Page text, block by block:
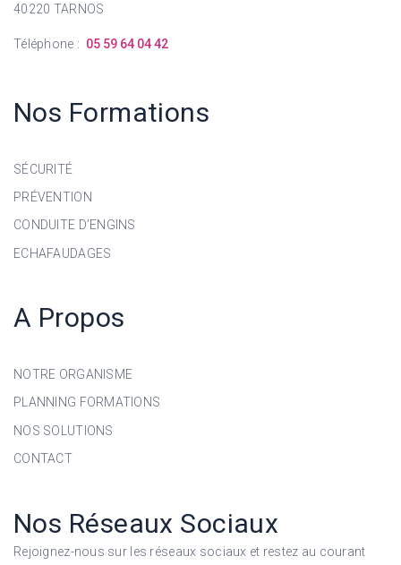
40220 TARNOS
Téléphone : 05 59 64 04 42
Nos Formations
SÉCURITÉ
PRÉVENTION
CONDUITE D’ENGINS
ECHAFAUDAGES
A Propos
NOTRE ORGANISME
PLANNING FORMATIONS
NOS SOLUTIONS
CONTACT
Nos Réseaux Sociaux
Rejoignez-nous sur les réseaux sociaux et restez au courant